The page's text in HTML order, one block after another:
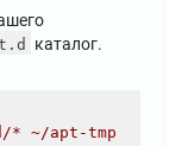
каталог.
* ~/apt-tmp